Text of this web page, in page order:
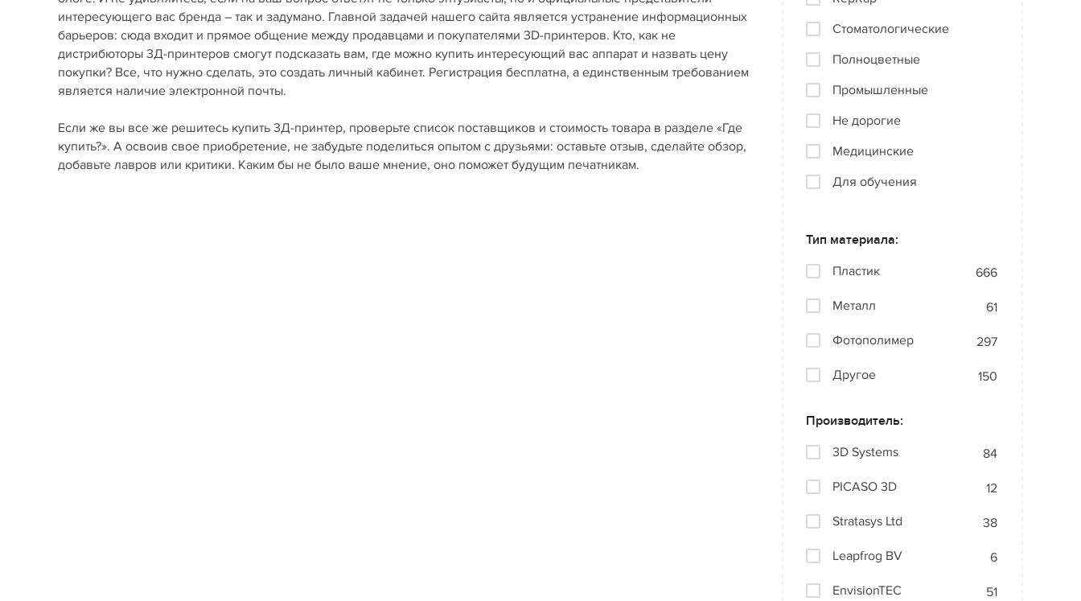
интересующего вас бренда – так и задумано. Главной задачей нашего сайта является устранение информационных
барьеров: сюда входит и прямое общение между продавцами и покупателями 3D-принтеров. Кто, как не
дистрибюторы 3Д-принтеров смогут подсказать вам, где можно купить интересующий вас аппарат и назвать цену
покупки? Все, что нужно сделать, это создать личный кабинет. Регистрация бесплатна, а единственным требованием
является наличие электронной почты.
Если же вы все же решитесь купить 3Д-принтер, проверьте список поставщиков и стоимость товара в разделе «Где
купить?». А освоив свое приобретение, не забудьте поделиться опытом с друзьями: оставьте отзыв, сделайте обзор,
добавьте лавров или критики. Каким бы не было ваше мнение, оно поможет будущим печатникам.
Стоматологические
Полноцветные
Промышленные
Не дорогие
Медицинские
Для обучения
Тип материала:
Пластик
666
Металл 61
Фотополимер 297
Другое 150
Производитель:
3D Systems
84
PICASO 3D 12
Stratasys Ltd 38
Leapfrog BV 6
EnvisionTEC 51